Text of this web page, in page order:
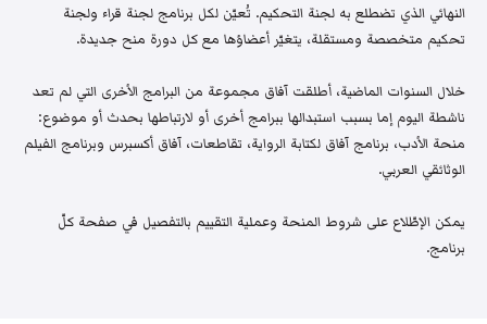
النهائي الذي تضطلع به لجنة التحكيم. تُعيّن لكل برنامج لجنة قراء ولجنة
تحكيم متخصصة ومستقلة، يتغيّر أعضاؤها مع كل دورة منح جديدة.
خلال السنوات الماضية، أطلقت آفاق مجموعة من البرامج الأخرى التي لم تعد
ناشطة اليوم إما بسبب استبدالها ببرامج أخرى أو لارتباطها بحدث أو موضوع:
منحة الأدب، برنامج آفاق لكتابة الرواية، تقاطعات، آفاق أكسبرس وبرنامج الفيلم
الوثائقي العربي.
يمكن الإطّلاع على شروط المنحة وعملية التقييم بالتفصيل في صفحة كلّ
برنامج.